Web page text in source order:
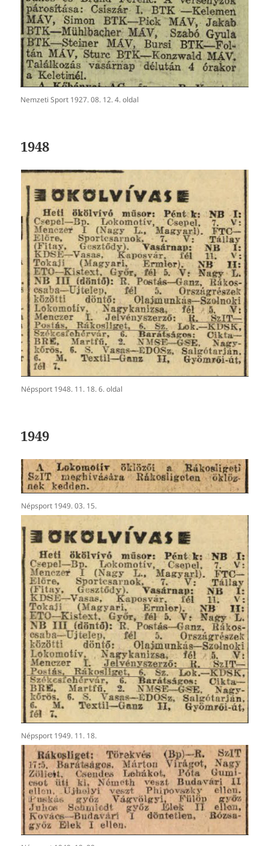
Nemzeti Sport 1927. 08. 12. 4. oldal
1948
Népsport 1948. 11. 18. 6. oldal
1949
Népsport 1949. 03. 15.
Népsport 1949. 11. 18.